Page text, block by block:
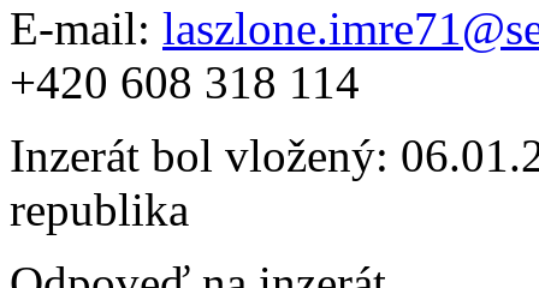
E-mail:
+420 608 318 114
Inzerát bol vložený:
republika